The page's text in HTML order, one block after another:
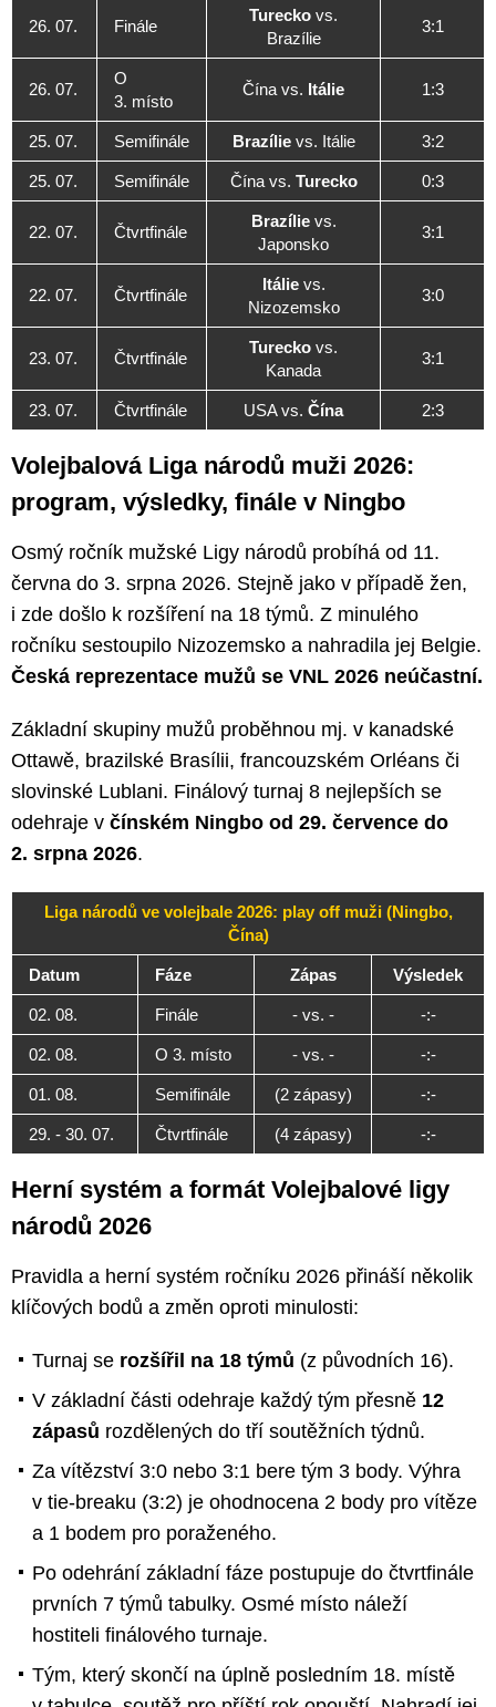
26. 07. Finále
Turecko vs.
Brazílie
3:1
26. 07.
O
3. místo
Čína vs. Itálie 1:3
25. 07. Semifinále Brazílievs. Itálie 3:2
25. 07. Semifinále Čína vs. Turecko 0:3
22. 07. Čtvrtfinále
Brazílievs.
Japonsko
3:1
22. 07. Čtvrtfinále
Itálievs.
Nizozemsko
3:0
23. 07. Čtvrtfinále
Turecko vs.
Kanada
3:1
23. 07. Čtvrtfinále USA vs. Čína 2:3
Volejbalová Liga národů muži 2026:
program, výsledky, finále v Ningbo
Osmý ročník mužské Ligy národů probíhá od 11.
června do 3. srpna 2026. Stejně jako v případě žen,
i zde došlo k rozšíření na 18 týmů. Z minulého
ročníku sestoupilo Nizozemsko a nahradila jej Belgie.
Česká reprezentace mužů se VNL 2026 neúčastní.
Základní skupiny mužů proběhnou mj. v kanadské
Ottawě, brazilské Brasílii, francouzském Orléans či
slovinské Lublani. Finálový turnaj 8 nejlepších se
odehraje v čínském Ningbo od 29. července do
2. srpna 2026.
Liga národů ve volejbale 2026: play off muži (Ningbo,
Čína)
Datum Fáze Zápas Výsledek
02. 08. Finále - vs. - -:-
02. 08. O 3. místo - vs. - -:-
01. 08. Semifinále (2 zápasy) -:-
29. - 30. 07. Čtvrtfinále (4 zápasy) -:-
Herní systém a formát Volejbalové ligy
národů 2026
Pravidla a herní systém ročníku 2026 přináší několik
klíčových bodů a změn oproti minulosti:
Turnaj se rozšířil na 18 týmů (z původních 16).
V základní části odehraje každý tým přesně 12
zápasů rozdělených do tří soutěžních týdnů.
Za vítězství 3:0 nebo 3:1 bere tým 3 body. Výhra
v tie-breaku (3:2) je ohodnocena 2 body pro vítěze
a 1 bodem pro poraženého.
Po odehrání základní fáze postupuje do čtvrtfinále
prvních 7 týmů tabulky. Osmé místo náleží
hostiteli finálového turnaje.
Tým, který skončí na úplně posledním 18. místě